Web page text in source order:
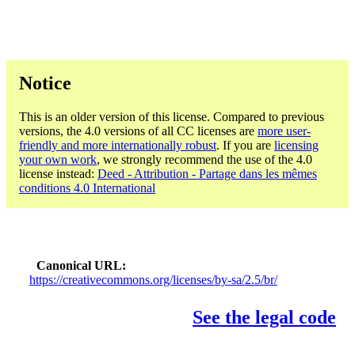
Notice
This is an older version of this license. Compared to previous
versions, the 4.0 versions of all CC licenses are more user-
friendly and more internationally robust. If you are licensing
your own work, we strongly recommend the use of the 4.0
license instead: Deed - Attribution - Partage dans les mêmes
conditions 4.0 International
Canonical URL
https://creativecommons.org/licenses/by-sa/2.5/br/
See the legal code